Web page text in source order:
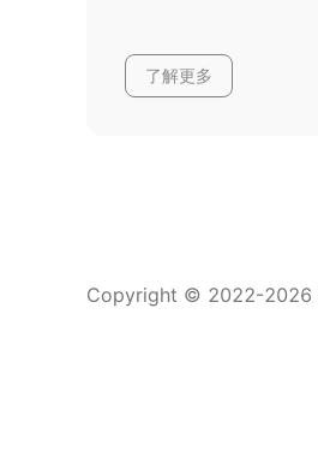
了解更多
Copyright © 2022-2026